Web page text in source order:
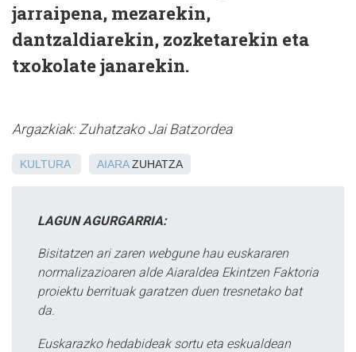
jarraipena, mezarekin,
dantzaldiarekin, zozketarekin eta
txokolate janarekin.
Argazkiak: Zuhatzako Jai Batzordea
KULTURA AIARAZUHATZA
LAGUN AGURGARRIA:
Bisitatzen ari zaren webgune hau euskararen
normalizazioaren alde Aiaraldea Ekintzen Faktoria
proiektu berrituak garatzen duen tresnetako bat
da.
Euskarazko hedabideak sortu eta eskualdean